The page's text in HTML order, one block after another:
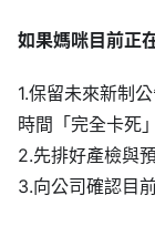
如果媽咪目前正
1.保留未來新制
時間「完全卡死
2.先排好產檢與
3.向公司確認目